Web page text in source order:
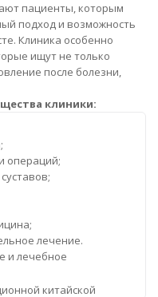
пациенты, которым
подход и возможность
Клиника особенно
ищут не только
после болезни,
клиники:
операций;
лечение.
и лечебное
китайской